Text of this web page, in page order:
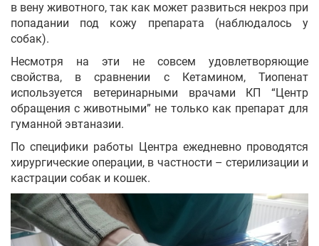
в вену животного, так как может развиться некроз при
попадании под кожу препарата (наблюдалось у
собак).
Несмотря на эти не совсем удовлетворяющие
свойства, в сравнении с Кетамином, Тиопенат
используется ветеринарными врачами КП “Центр
обращения с животными” не только как препарат для
гуманной эвтаназии.
По специфики работы Центра ежедневно проводятся
хирургические операции, в частности – стерилизации и
кастрации собак и кошек.